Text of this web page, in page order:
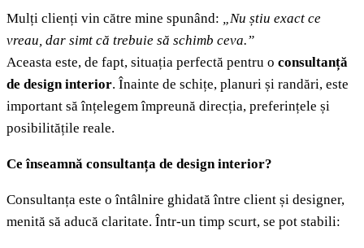
Mulți clienți vin către mine spunând:
„Nu știu exact ce
vreau, dar simt că trebuie să schimb ceva.”
Aceasta este, de fapt, situația perfectă pentru o consultanță
de design interior. Înainte de schițe, planuri și randări, este
important să înțelegem împreună direcția, preferințele și
posibilitățile reale.
Ce înseamnă consultanța de design interior?
Consultanța este o întâlnire ghidată între client și designer,
menită să aducă claritate. Într-un timp scurt, se pot stabili: